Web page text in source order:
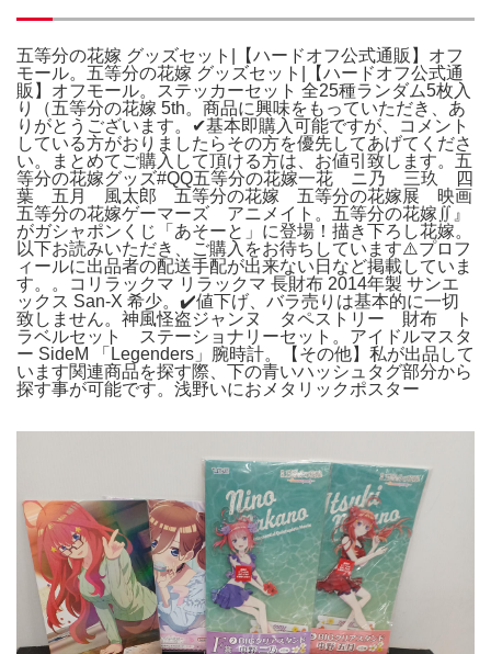
五等分の花嫁 グッズセット|【ハードオフ公式通販】オフ
モール。五等分の花嫁 グッズセット|【ハードオフ公式通
販】オフモール。ステッカーセット 全25種ランダム5枚入
り（五等分の花嫁 5th。商品に興味をもっていただき、あ
りがとうございます。✔基本即購入可能ですが、コメント
している方がおりましたらその方を優先してあげてくださ
い。まとめてご購入して頂ける方は、お値引致します。五
等分の花嫁グッズ#QQ五等分の花嫁一花 ニ乃 三玖 四
葉 五月 風太郎 五等分の花嫁 五等分の花嫁展 映画
五等分の花嫁ゲーマーズ アニメイト。五等分の花嫁∬』
がガシャポンくじ「あそーと」に登場！描き下ろし花嫁。
以下お読みいただき、ご購入をお待ちしています⚠️プロフ
ィールに出品者の配送手配が出来ない日など掲載していま
す。。コリラックマ リラックマ 長財布 2014年製 サンエ
ックス San-X 希少。✔️値下げ、バラ売りは基本的に一切
致しません。神風怪盗ジャンヌ タペストリー 財布 ト
ラベルセット ステーショナリーセット。アイドルマスタ
ー SideM 「Legenders」腕時計。【その他】私が出品して
います関連商品を探す際、下の青いハッシュタグ部分から
探す事が可能です。浅野いにおメタリックポスター